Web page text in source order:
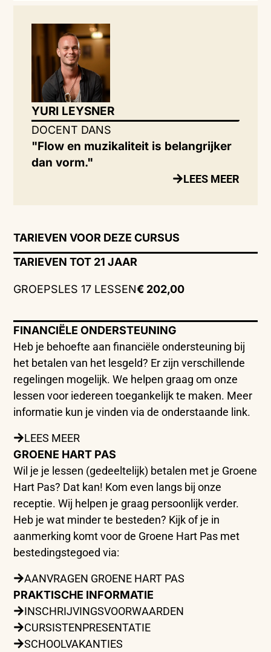
YURI LEYSNER
DOCENT DANS
"Flow en muzikaliteit is belangrijker
dan vorm."
LEES MEER
TARIEVEN VOOR DEZE CURSUS
TARIEVEN TOT 21 JAAR
GROEPSLES 17 LESSEN€ 202,00
FINANCIËLE ONDERSTEUNING
Heb je behoefte aan financiële ondersteuning bij
het betalen van het lesgeld? Er zijn verschillende
regelingen mogelijk. We helpen graag om onze
lessen voor iedereen toegankelijk te maken. Meer
informatie kun je vinden via de onderstaande link.
LEES MEER
GROENE HART PAS
Wil je je lessen (gedeeltelijk) betalen met je Groene
Hart Pas? Dat kan! Kom even langs bij onze
receptie. Wij helpen je graag persoonlijk verder.
Heb je wat minder te besteden? Kijk of je in
aanmerking komt voor de Groene Hart Pas met
bestedingstegoed via:
AANVRAGEN GROENE HART PAS
PRAKTISCHE INFORMATIE
INSCHRIJVINGSVOORWAARDEN
CURSISTENPRESENTATIE
SCHOOLVAKANTIES